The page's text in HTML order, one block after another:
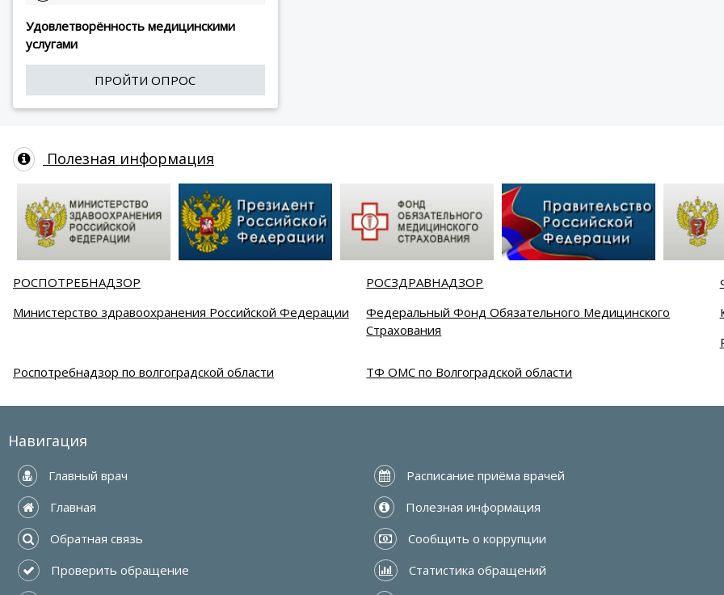
Удовлетворённость медицинскими
услугами
ПРОЙТИ ОПРОС
Полезная информация
РОСПОТРЕБНАДЗОР РОСЗДРАВНАДЗОР
Министерство здравоохранения Российской Федерации
Федеральный Фонд Обязательного Медицинского
Страхования
Роспотребнадзор по волгоградской области
ТФ ОМС по Волгоградской области
Навигация
Главный врач Расписание приёма врачей
Главная
Полезная информация
Обратная связь
Сообщить о коррупции
Проверить обращение
Статистика обращений